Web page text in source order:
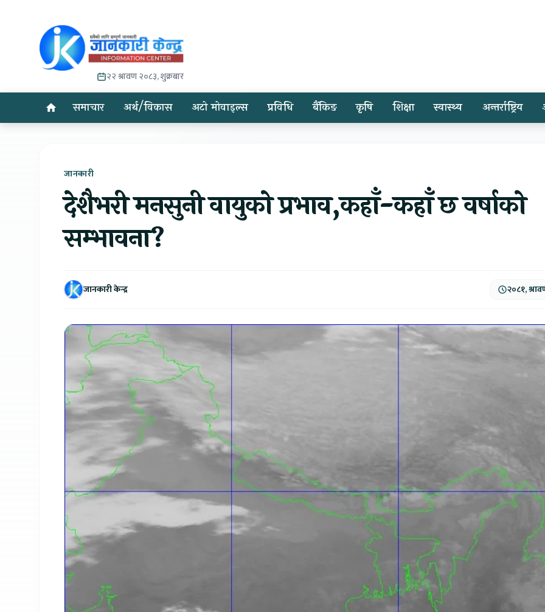
२२ श्रावण २०८३, शुक्रबार
समाचार अर्थ/विकास अटो मोवाइल्स प्रविधि बैंकिङ कृषि शिक्षा स्वास्थ्य अन्तर्राष्ट्रिय
जानकारी
देशैभरी मनसुनी वायुको प्रभाव,कहाँ-कहाँ छ वर्षाको
सम्भावना?
जानकारी केन्द्र २०८१,